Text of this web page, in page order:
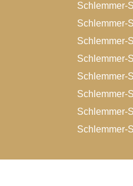
Schlemmer-
Schlemmer-
Schlemmer-
Schlemmer-
Schlemmer-
Schlemmer-
Schlemmer-
Schlemmer-